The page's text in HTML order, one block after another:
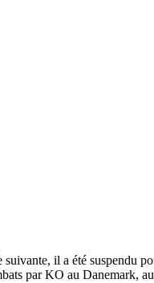
il a été suspendu
par KO au Danemark,